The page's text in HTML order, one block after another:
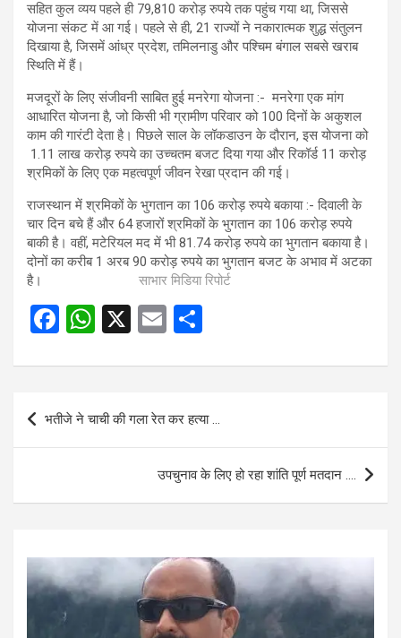
सहित कुल व्यय पहले ही 79,810 करोड़ रुपये तक पहुंच गया था, जिससे
योजना संकट में आ गई। पहले से ही, 21 राज्यों ने नकारात्मक शुद्ध संतुलन
दिखाया है, जिसमें आंध्र प्रदेश, तमिलनाडु और पश्चिम बंगाल सबसे खराब
स्थिति में हैं।
मजदूरों के लिए संजीवनी साबित हुई मनरेगा योजना :- मनरेगा एक मांग
आधारित योजना है, जो किसी भी ग्रामीण परिवार को 100 दिनों के अकुशल
काम की गारंटी देता है। पिछले साल के लॉकडाउन के दौरान, इस योजना को
1.11 लाख करोड़ रुपये का उच्चतम बजट दिया गया और रिकॉर्ड 11 करोड़
श्रमिकों के लिए एक महत्वपूर्ण जीवन रेखा प्रदान की गई।
राजस्थान में श्रमिकों के भुगतान का 106 करोड़ रुपये बकाया :- दिवाली के
चार दिन बचे हैं और 64 हजारों श्रमिकों के भुगतान का 106 करोड़ रुपये
बाकी है। वहीं, मटेरियल मद में भी 81.74 करोड़ रुपये का भुगतान बकाया है।
दोनों का करीब 1 अरब 90 करोड़ रुपये का भुगतान बजट के अभाव में अटका
है। साभार मिडिया रिपोर्ट
F
ce
b
o
W
at
s
A
X
E
ail ar
Post
navigation
भतीजे ने चाची की गला रेत कर हत्या …
उपचुनाव के लिए हो रहा शांति पूर्ण मतदान ….